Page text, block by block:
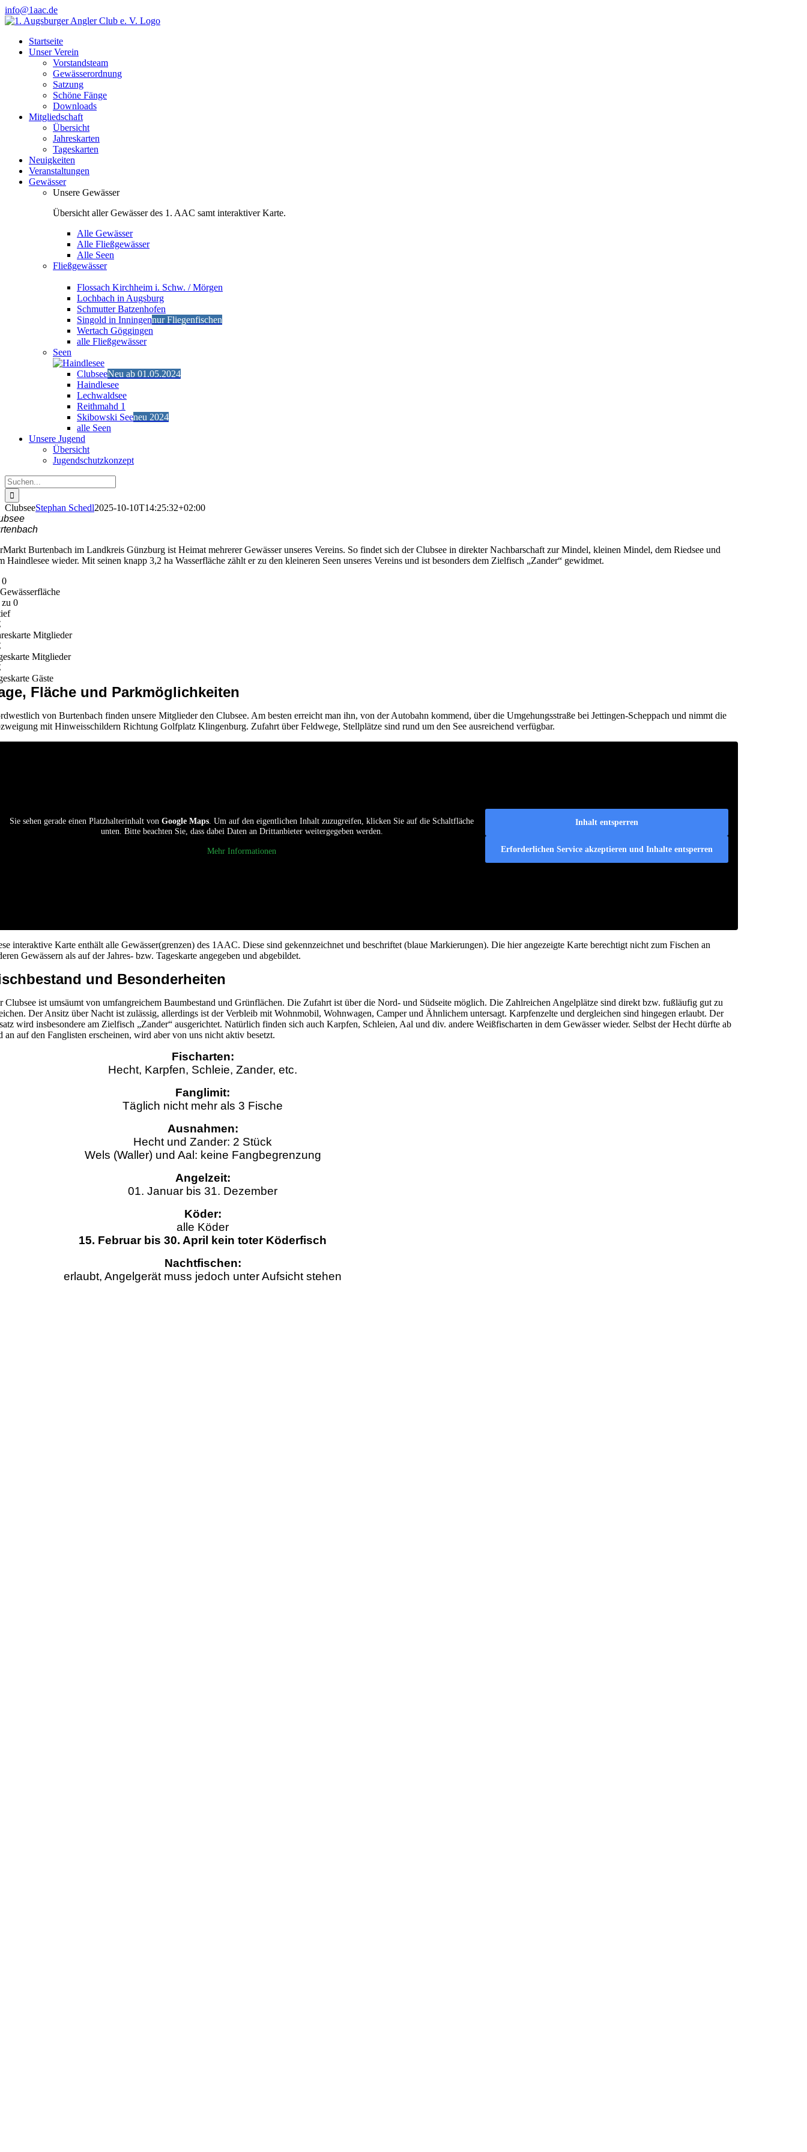
Zum
Inhalt
info@1aac.de
Facebook
Instagram
Startseite
Unser Verein
Vorstandsteam
Gewässerordnung
Satzung
Schöne Fänge
Downloads
Mitgliedschaft
Übersicht
Jahreskarten
Tageskarten
Neuigkeiten
Veranstaltungen
Gewässer
Unsere Gewässer
Übersicht aller Gewässer des 1. AAC samt interaktiver Karte.
Alle Gewässer
Alle Fließgewässer
Alle Seen
Fließgewässer
Flossach Kirchheim i. Schw. / Mörgen
Lochbach in Augsburg
Schmutter Batzenhofen
Singold in Inningennur Fliegenfischen
Wertach Göggingen
alle Fließgewässer
Seen
ClubseeNeu ab 01.05.2024
Haindlesee
Lechwaldsee
Reithmahd 1
Skibowski Seeneu 2024
alle Seen
Unsere Jugend
Übersicht
Jugendschutzkonzept
Suche
nach:
ClubseeStephan Schedl2025-10-10T14:25:32+02:00
Markt Burtenbach im Landkreis Günzburg ist Heimat mehrerer Gewässer unseres Vereins. So findet sich der Clubsee in direkter Nachbarschaft zur Mindel, kleinen Mindel, dem Riedsee und
Haindlesee wieder. Mit seinen knapp 3,2 ha Wasserfläche zählt er zu den kleineren Seen unseres Vereins und ist besonders dem Zielfisch „Zander“ gewidmet.
0
zu0
Mitglieder
Mitglieder
Gäste
Fläche und Parkmöglichkeiten
von Burtenbach finden unsere Mitglieder den Clubsee. Am besten erreicht man ihn, von der Autobahn kommend, über die Umgehungsstraße bei Jettingen-Scheppach und nimmt die
mit Hinweisschildern Richtung Golfplatz Klingenburg. Zufahrt über Feldwege, Stellplätze sind rund um den See ausreichend verfügbar.
Sie sehen gerade einen Platzhalterinhalt vonGoogle Maps . Um auf den eigentlichen Inhalt zuzugreifen, klicken Sie auf die Schaltfläche
unten. Bitte beachten Sie, dass dabei Daten an Drittanbieter weitergegeben werden.
Mehr Informationen
Inhalt entsperren
Erforderlichen Service akzeptieren und Inhalte entsperren
interaktive Karte enthält alle Gewässer(grenzen) des 1AAC. Diese sind gekennzeichnet und beschriftet (blaue Markierungen). Die hier angezeigte Karte berechtigt nicht zum Fischen an
Gewässern als auf der Jahres- bzw. Tageskarte angegeben und abgebildet.
und Besonderheiten
Clubsee ist umsäumt von umfangreichem Baumbestand und Grünflächen. Die Zufahrt ist über die Nord- und Südseite möglich. Die Zahlreichen Angelplätze sind direkt bzw. fußläufig gut zu
Der Ansitz über Nacht ist zulässig, allerdings ist der Verbleib mit Wohnmobil, Wohnwagen, Camper und Ähnlichem untersagt. Karpfenzelte und dergleichen sind hingegen erlaubt. Der
wird insbesondere am Zielfisch „Zander“ ausgerichtet. Natürlich finden sich auch Karpfen, Schleien, Aal und div. andere Weißfischarten in dem Gewässer wieder. Selbst der Hecht dürfte ab
an auf den Fanglisten erscheinen, wird aber von uns nicht aktiv besetzt.
Fischarten:
Hecht, Karpfen, Schleie, Zander, etc.
Fanglimit:
Täglich nicht mehr als 3 Fische
Ausnahmen:
Hecht und Zander: 2 Stück
Wels (Waller) und Aal: keine Fangbegrenzung
Angelzeit:
01. Januar bis 31. Dezember
Köder:
alle Köder
15. Februar bis 30. April kein toter Köderfisch
Nachtfischen:
erlaubt, Angelgerät muss jedoch unter Aufsicht stehen